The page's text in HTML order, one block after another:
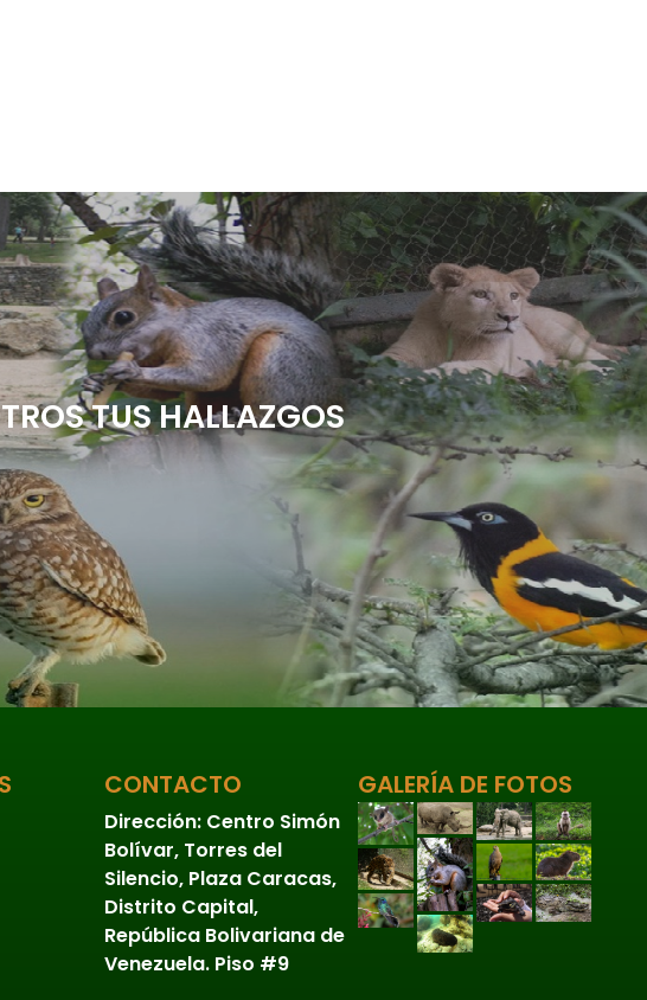
TUS HALLAZGOS
CONTACTO
Dirección: Centro Simón
Bolívar, Torres del
Silencio, Plaza Caracas,
Distrito Capital,
República Bolivariana de
Venezuela. Piso #9
GALERÍA DE FOTOS